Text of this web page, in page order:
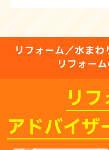
リフォーム／水ま
リフォー
リ
アドバイザ